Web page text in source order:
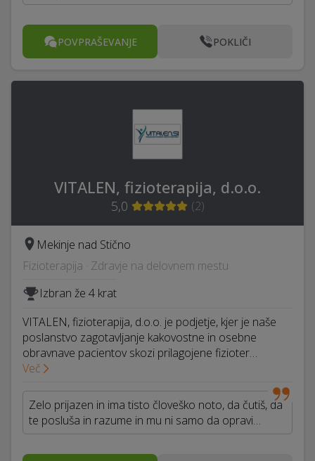
POVPRAŠEVANJE POKLIČI
VITALEN, fizioterapija, d.o.o.
5,0 (2)
Mekinje nad Stično
Fizioterapija · Zdravje na delovnem mestu
Izbran že 4 krat
VITALEN, fizioterapija, d.o.o. je podjetje, kjer je naše
poslanstvo zagotavljanje kakovostne in osebne
obravnave pacientov skozi prilagojene fizioter…
Več
Zelo prijazen in ima tisto človeško noto, da čutiš, da
te posluša in razume in mu ni samo da opravi…